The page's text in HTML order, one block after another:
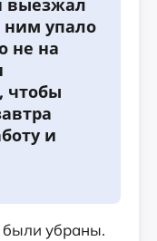
выезжал
ним упало
не на
чтобы
и
были убраны.